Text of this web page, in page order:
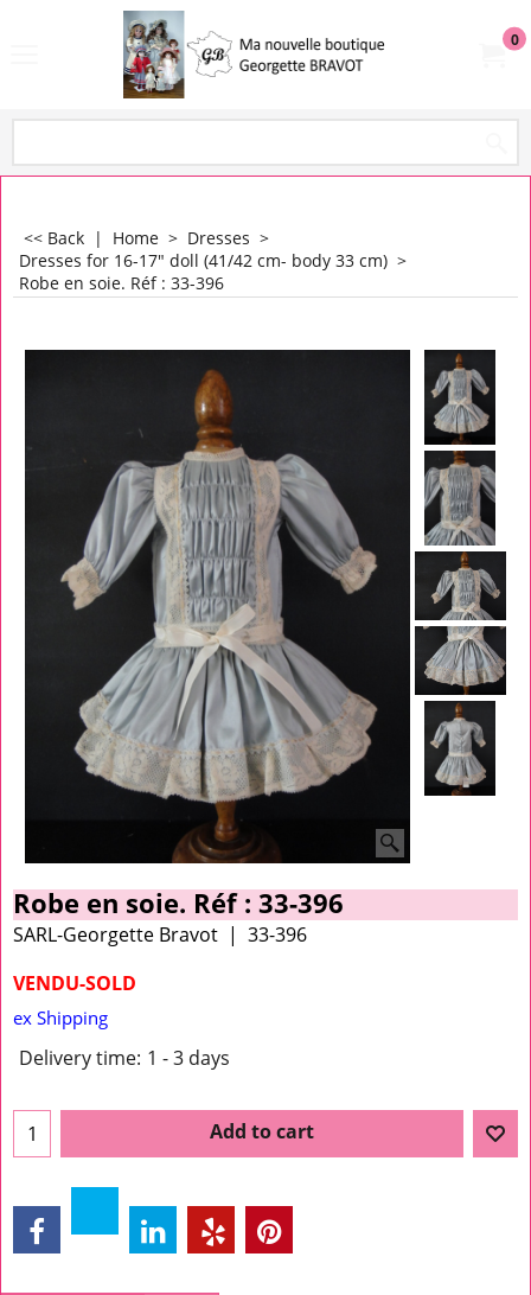
0
<< Back | Home > Dresses >
Dresses for 16-17" doll (41/42 cm- body 33 cm) >
Robe en soie. Réf : 33-396
Robe en soie. Réf : 33-396
SARL-Georgette Bravot
33-396
VENDU-SOLD
ex Shipping
Delivery time: 1 - 3 days
Add to cart